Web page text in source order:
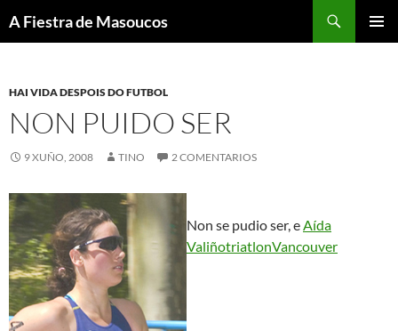
aoA Fiestra de Masoucos
HAI VIDA DESPOIS DO FUTBOL
NON PUIDO SER
9 XUÑO, 2008 TINO 2 COMENTARIOS
Non se pudio ser, eAída
ValiñotriatlonVancouver